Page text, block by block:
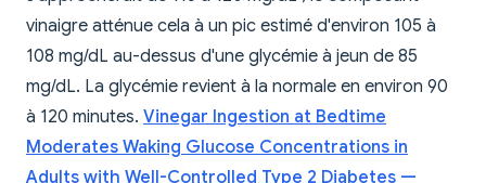
vinaigre atténue cela à un pic estimé d'environ 105 à
108 mg/dL au-dessus d'une glycémie à jeun de 85
mg/dL. La glycémie revient à la normale en environ 90
à 120 minutes. Vinegar Ingestion at Bedtime
Moderates Waking Glucose Concentrations in
Adults with Well-Controlled Type 2 Diabetes —